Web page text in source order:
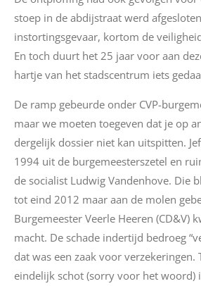
stoep in de abdijstraat werd
instortingsgevaar, kortom de
En toch duurt het 25 jaar voor aan
hartje van het stadscentrum iets
De ramp gebeurde onder CVP-
maar we moeten toegeven dat je op
dergelijk dossier niet kan uitspitten.
1994 uit de burgemeesterszetel en
de socialist Ludwig Vandenhove. Die
tot eind 2012 maar aan de molen
Burgemeester Veerle Heeren (CD&V)
macht. De schade indertijd bedroeg
dat was een zaak voor verzekeringen.
eindelijk schot (sorry voor het woord)